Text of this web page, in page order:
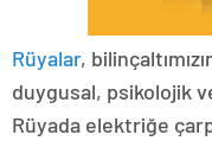
Rüyalar,
duygusal, psikolojik
Rüyada elektriğe